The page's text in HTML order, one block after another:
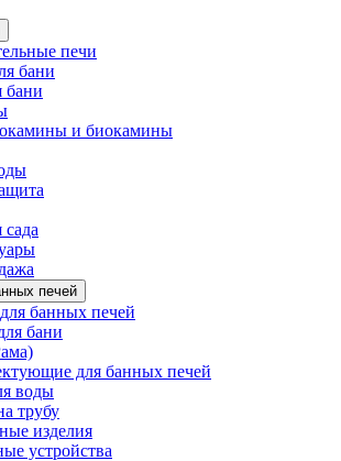
печи
бани
бани
и биокамины
сада
печей
банных печей
бани
для банных печей
воды
трубу
изделия
устройства